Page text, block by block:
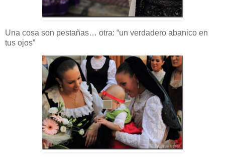
Una cosa son pestañas… otra: “un verdadero abanico en
tus ojos”